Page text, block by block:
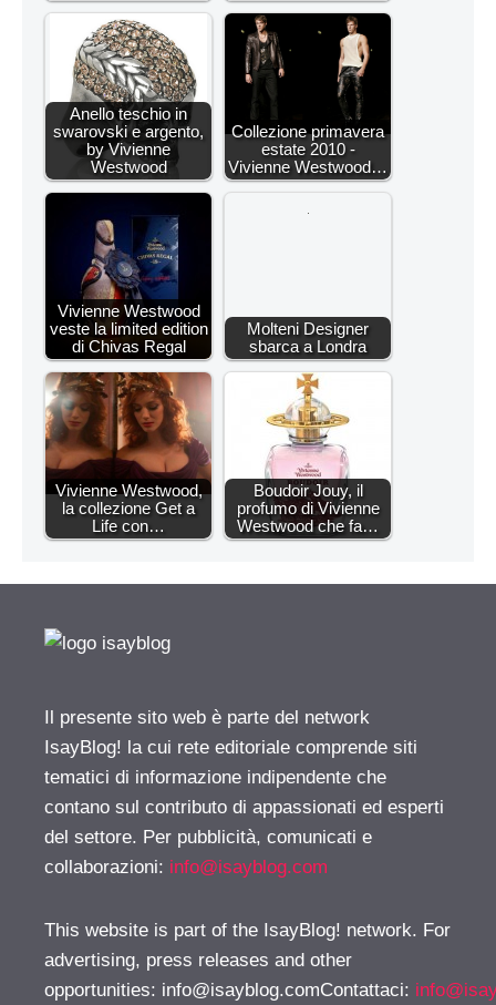
Anello teschio in
swarovski e argento,
by Vivienne
Westwood
Collezione primavera
estate 2010 -
Vivienne Westwood…
Vivienne Westwood
veste la limited edition
di Chivas Regal
Molteni Designer
sbarca a Londra
Vivienne Westwood,
la collezione Get a
Life con…
Boudoir Jouy, il
profumo di Vivienne
Westwood che fa…
Il presente sito web è parte del network
IsayBlog! la cui rete editoriale comprende siti
tematici di informazione indipendente che
contano sul contributo di appassionati ed esperti
del settore. Per pubblicità, comunicati e
collaborazioni: info@isayblog.com
This website is part of the IsayBlog! network. For
advertising, press releases and other
opportunities: info@isayblog.comContattaci: